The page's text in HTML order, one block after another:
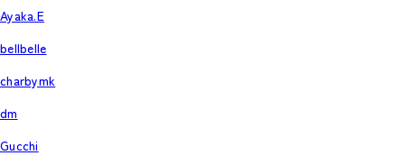
Ayaka.E
bellbelle
charbymk
dm
Gucchi